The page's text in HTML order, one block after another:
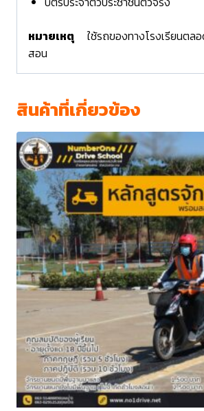
หมายเหตุ
ใช้รถของทางโรงเรียนตล
สอน
สินค้าที่เกี่ยวข้อง